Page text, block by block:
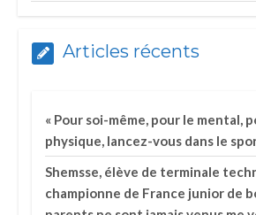
Articles récents
« Pour soi-même, pour le mental,
physique, lancez-vous dans le
Shemsse, élève de terminale
championne de France junior de